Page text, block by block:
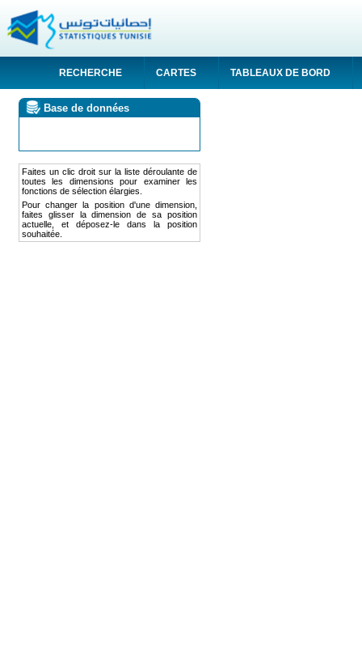
RECHERCHE CARTES TABLEAUX DE BORD
Base de données
Faites un clic droit sur la liste déroulante de
toutes les dimensions pour examiner les
fonctions de sélection élargies.
Pour changer la position d'une dimension,
faites glisser la dimension de sa position
actuelle, et déposez-le dans la position
souhaitée.